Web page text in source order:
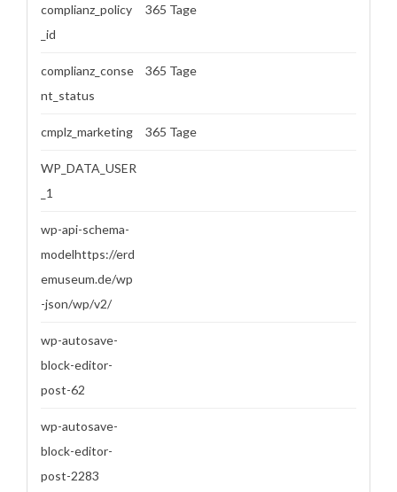
complianz_policy
_id
365 Tage
complianz_conse
nt_status
365 Tage
cmplz_marketing 365 Tage
WP_DATA_USER
_1
wp-api-schema-
modelhttps://erd
emuseum.de/wp
-json/wp/v2/
wp-autosave-
block-editor-
post-62
wp-autosave-
block-editor-
post-2283